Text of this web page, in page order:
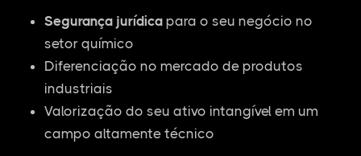
Segurança jurídica para o seu negócio no
setor químico
Diferenciação no mercado de produtos
industriais
Valorização do seu ativo intangível em um
campo altamente técnico